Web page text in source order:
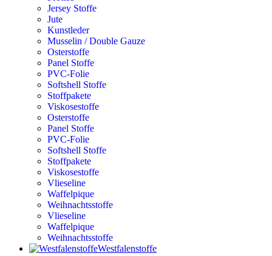
Jersey Stoffe
Jute
Kunstleder
Musselin / Double Gauze
Osterstoffe
Panel Stoffe
PVC-Folie
Softshell Stoffe
Stoffpakete
Viskosestoffe
Osterstoffe
Panel Stoffe
PVC-Folie
Softshell Stoffe
Stoffpakete
Viskosestoffe
Vlieseline
Waffelpique
Weihnachtsstoffe
Vlieseline
Waffelpique
Weihnachtsstoffe
Westfalenstoffe